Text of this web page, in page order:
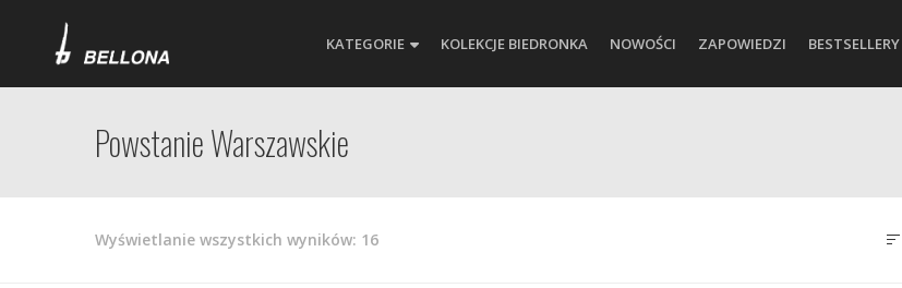
KATEGORIE KOLEKCJE BIEDRONKA NOWOŚCI ZAPOWIEDZI BESTSELLERY
Powstanie Warszawskie
Wyświetlanie wszystkich wyników: 16Posortowane